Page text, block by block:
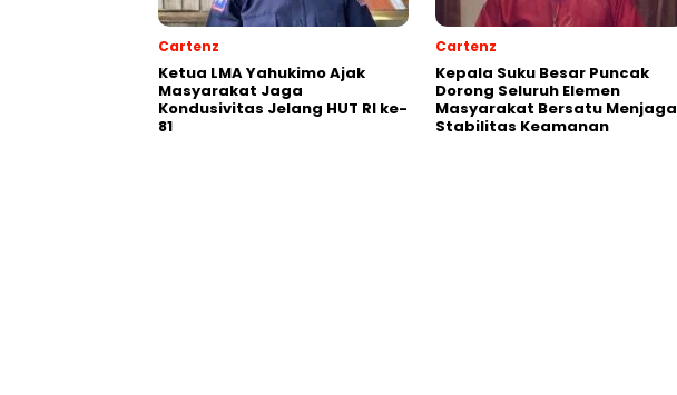
Cartenz
Ketua LMA Yahukimo Ajak
Masyarakat Jaga
Kondusivitas Jelang HUT RI ke-
81
Cartenz
Kepala Suku Besar Puncak
Dorong Seluruh Elemen
Masyarakat Bersatu Menjaga
Stabilitas Keamanan